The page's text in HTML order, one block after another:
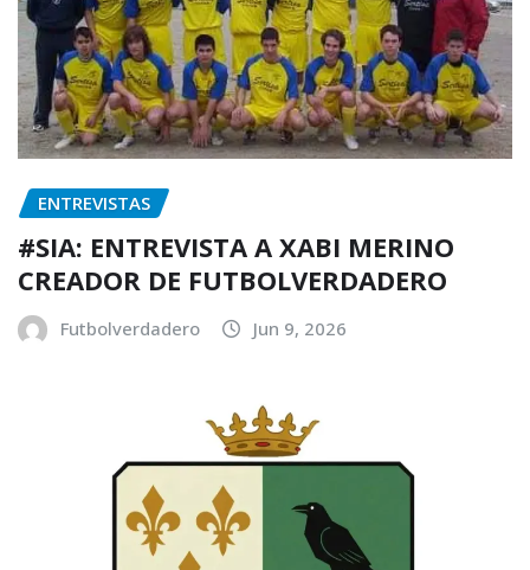
ENTREVISTAS
#SIA: ENTREVISTA A XABI MERINO
CREADOR DE FUTBOLVERDADERO
Futbolverdadero Jun 9, 2026